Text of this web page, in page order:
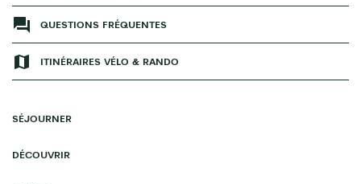
QUESTIONS FRÉQUENTES
ITINÉRAIRES VÉLO & RANDO
SÉJOURNER
DÉCOUVRIR